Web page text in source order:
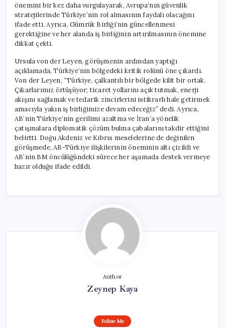
önemini bir kez daha vurgulayarak, Avrupa’nın güvenlik
stratejilerinde Türkiye’nin rol almasının faydalı olacağını
ifade etti. Ayrıca, Gümrük Birliği’nin güncellenmesi
gerektiğine ve her alanda iş birliğinin artırılmasının önemine
dikkat çekti.
Ursula von der Leyen, görüşmenin ardından yaptığı
açıklamada, Türkiye’nin bölgedeki kritik rolünü öne çıkardı.
Von der Leyen, “Türkiye, çalkantılı bir bölgede kilit bir ortak.
Çıkarlarımız örtüşüyor; ticaret yollarını açık tutmak, enerji
akışını sağlamak ve tedarik zincirlerini istikrarlı hale getirmek
amacıyla yakın iş birliğimize devam edeceğiz” dedi. Ayrıca,
AB’nin Türkiye’nin gerilimi azaltma ve İran’a yönelik
çatışmalara diplomatik çözüm bulma çabalarını takdir ettiğini
belirtti. Doğu Akdeniz ve Kıbrıs meselelerine de değinilen
görüşmede, AB-Türkiye ilişkilerinin öneminin altı çizildi ve
AB’nin BM öncülüğündeki sürece her aşamada destek vermeye
hazır olduğu ifade edildi.
Author
Zeynep Kaya
Follow Me